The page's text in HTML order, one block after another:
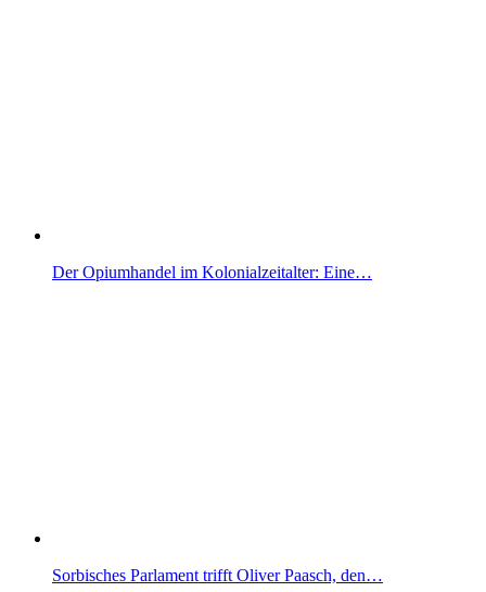
Der Opiumhandel im Kolonialzeitalter: Eine…
Sorbisches Parlament trifft Oliver Paasch, den…